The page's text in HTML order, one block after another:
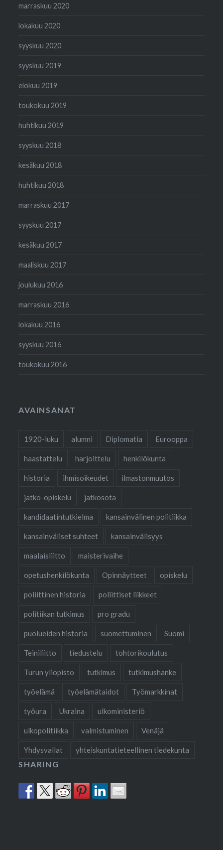
marraskuu 2020
lokakuu 2020
syyskuu 2020
syyskuu 2019
elokuu 2019
toukokuu 2019
huhtikuu 2019
syyskuu 2018
kesäkuu 2018
huhtikuu 2018
marraskuu 2017
syyskuu 2017
kesäkuu 2017
maaliskuu 2017
joulukuu 2016
marraskuu 2016
lokakuu 2016
syyskuu 2016
toukokuu 2016
AVAINSANAT
1920-luku alumni Diplomatia Eurooppa
haastattelu harjoittelu henkilökunta
historia ihmisoikeudet ilmastonmuutos
jatko-opiskelu jatkosota
kandidaatintutkielma kansainvälinen politiikka
kansainväliset suhteet kansainvälisyys
maalaisliitto maisterivaihe
opetushenkilökunta Opinnäytteet opiskelu
poliittinen historia poliittiset liikkeet
politiikan tutkimus pro gradu
puolueiden historia suomettuminen Suomi
Teiniliitto tiedustelu tohtorikoulutus
Turun yliopisto tutkimus tutkimushanke
työelämä työelämätaidot Työmarkkinat
työura Ukraina ulkoministeriö
ulkopolitiikka valmistuminen Venäjä
Yhdysvallat yhteiskuntatieteellinen tiedekunta
SHARING